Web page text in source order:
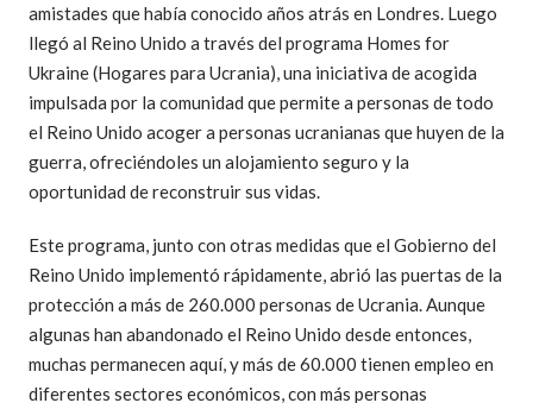
amistades que había conocido años atrás en Londres. Luego
llegó al Reino Unido a través del programa Homes for
Ukraine (Hogares para Ucrania), una iniciativa de acogida
impulsada por la comunidad que permite a personas de todo
el Reino Unido acoger a personas ucranianas que huyen de la
guerra, ofreciéndoles un alojamiento seguro y la
oportunidad de reconstruir sus vidas.
Este programa, junto con otras medidas que el Gobierno del
Reino Unido implementó rápidamente, abrió las puertas de la
protección a más de 260.000 personas de Ucrania. Aunque
algunas han abandonado el Reino Unido desde entonces,
muchas permanecen aquí, y más de 60.000 tienen empleo en
diferentes sectores económicos, con más personas